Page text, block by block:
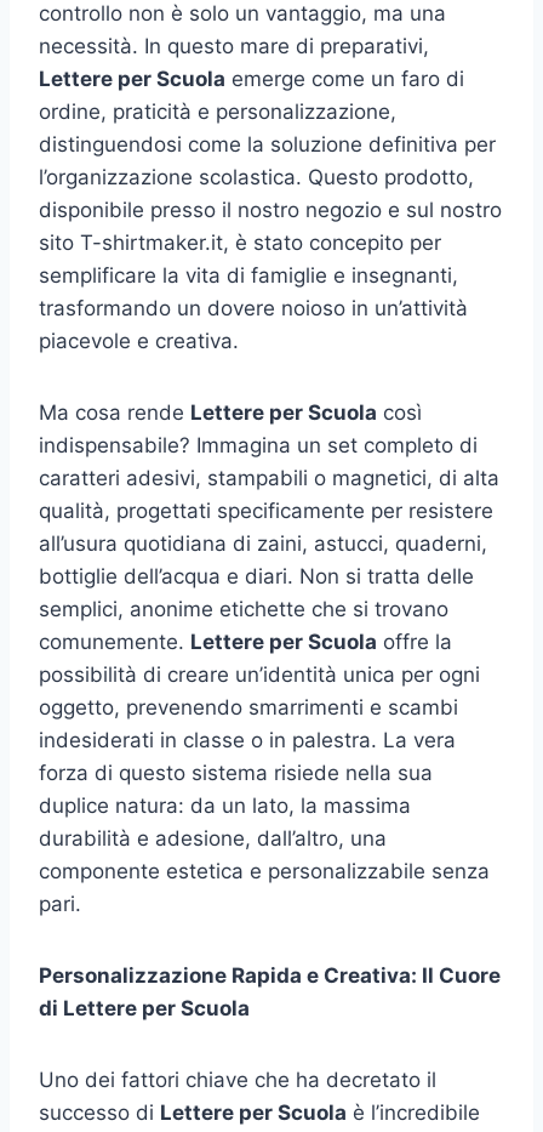
controllo non è solo un vantaggio, ma una
necessità. In questo mare di preparativi,
Lettere per Scuola emerge come un faro di
ordine, praticità e personalizzazione,
distinguendosi come la soluzione definitiva per
l’organizzazione scolastica. Questo prodotto,
disponibile presso il nostro negozio e sul nostro
sito T-shirtmaker.it, è stato concepito per
semplificare la vita di famiglie e insegnanti,
trasformando un dovere noioso in un’attività
piacevole e creativa.
Ma cosa rende Lettere per Scuola così
indispensabile? Immagina un set completo di
caratteri adesivi, stampabili o magnetici, di alta
qualità, progettati specificamente per resistere
all’usura quotidiana di zaini, astucci, quaderni,
bottiglie dell’acqua e diari. Non si tratta delle
semplici, anonime etichette che si trovano
comunemente. Lettere per Scuola offre la
possibilità di creare un’identità unica per ogni
oggetto, prevenendo smarrimenti e scambi
indesiderati in classe o in palestra. La vera
forza di questo sistema risiede nella sua
duplice natura: da un lato, la massima
durabilità e adesione, dall’altro, una
componente estetica e personalizzabile senza
pari.
Personalizzazione Rapida e Creativa: Il Cuore
di Lettere per Scuola
Uno dei fattori chiave che ha decretato il
successo di Lettere per Scuola è l’incredibile